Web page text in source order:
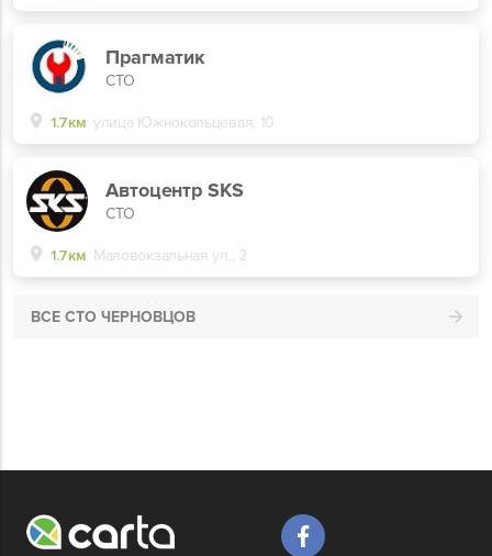
Прагматик
СТО
1.7км улица Южнокольцевая, 10
Автоцентр SKS
СТО
1.7км Маловокзальная ул., 2
ВСЕ СТО ЧЕРНОВЦОВ